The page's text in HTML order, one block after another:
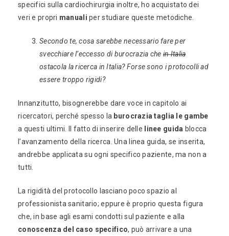
specifici sulla cardiochirurgia inoltre, ho acquistato dei
veri e propri manuali per studiare queste metodiche.
Secondo te, cosa sarebbe necessario fare per
svecchiare l’eccesso di burocrazia che in Italia
ostacola la ricerca in Italia? Forse sono i protocolli ad
essere troppo rigidi?
Innanzitutto, bisognerebbe dare voce in capitolo ai
ricercatori, perché spesso la burocrazia taglia le gambe
a questi ultimi. Il fatto di inserire delle
linee guida blocca
l’avanzamento della ricerca. Una linea guida, se inserita,
andrebbe applicata su ogni specifico paziente, ma non a
tutti.
La rigidità del protocollo lasciano poco spazio al
professionista sanitario; eppure è proprio questa figura
che, in base agli esami condotti sul paziente e alla
conoscenza del caso specifico, può arrivare a una